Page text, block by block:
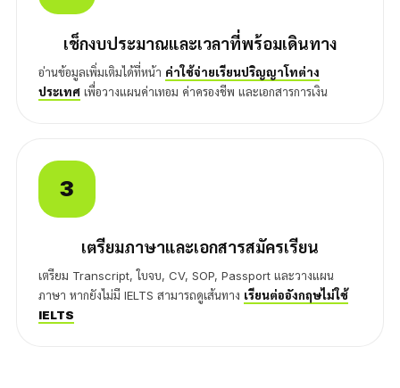
เช็กงบประมาณและเวลาที่พร้อมเดินทาง
อ่านข้อมูลเพิ่มเติมได้ที่หน้า ค่าใช้จ่ายเรียนปริญญาโทต่าง
ประเทศ เพื่อวางแผนค่าเทอม ค่าครองชีพ และเอกสารการเงิน
3
เตรียมภาษาและเอกสารสมัครเรียน
เตรียม Transcript, ใบจบ, CV, SOP, Passport และวางแผน
ภาษา หากยังไม่มี IELTS สามารถดูเส้นทาง เรียนต่ออังกฤษไม่ใช้
IELTS